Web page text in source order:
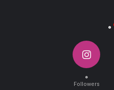
۰
۰
Followers